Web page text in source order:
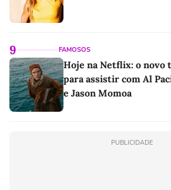
9 FAMOSOS
Hoje na Netflix: o
para assistir com Al
e Jason Momoa
PUBLICIDADE